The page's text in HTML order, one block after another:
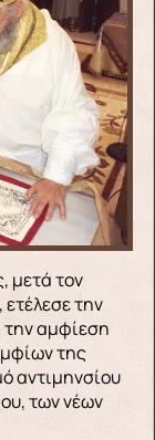
μετά τον
την
την αμφίεση
της
αντιμηνσίου
των νέων